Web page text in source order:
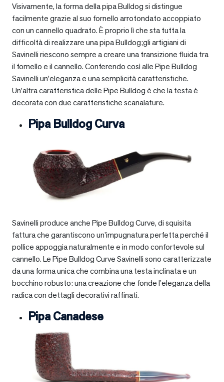
Visivamente, la forma della pipa Bulldog si distingue
facilmente grazie al suo fornello arrotondato accoppiato
con un cannello quadrato. È proprio lì che sta tutta la
difficoltà di realizzare una pipa Bulldog;gli artigiani di
Savinelli riescono sempre a creare una transizione fluida tra
il fornello e il cannello. Conferendo così alle Pipe Bulldog
Savinelli un’eleganza e una semplicità caratteristiche.
Un’altra caratteristica delle Pipe Bulldog è che la testa è
decorata con due caratteristiche scanalature.
Pipa Bulldog Curva
Savinelli produce anche Pipe Bulldog Curve, di squisita
fattura che garantiscono un’impugnatura perfetta perché il
pollice appoggia naturalmente e in modo confortevole sul
cannello. Le Pipe Bulldog Curve Savinelli sono caratterizzate
da una forma unica che combina una testa inclinata e un
bocchino robusto: una creazione che fonde l’eleganza della
radica con dettagli decorativi raffinati.
Pipa Canadese